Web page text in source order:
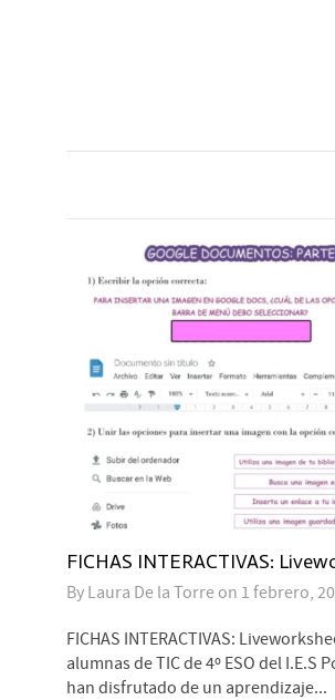
FICHAS INTERACTIVAS:
By Laura De la Torre on 1 febrero,
FICHAS INTERACTIVAS:
alumnas de TIC de 4º ESO del I.E.S
han disfrutado de un aprendizaje...